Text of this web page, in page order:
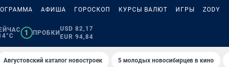
АФИША ГОРОСКОП КУРСЫ ВАЛЮТ ИГРЫ ZODY
1 ПРОБКИ
USD 82,17
EUR 94,84
Августовский каталог новостроек 5 молодых новосибирцев в кино